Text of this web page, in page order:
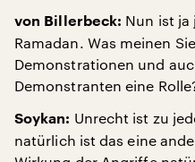
von Billerbeck: Nun ist ja
Ramadan. Was meinen
Demonstrationen und
Demonstranten eine
Soykan: Unrecht ist zu
natürlich ist das eine